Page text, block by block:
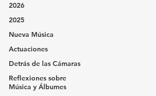
2026
2025
Nueva Música
Actuaciones
Detrás de las Cámaras
Reflexiones sobre
Música y Álbumes